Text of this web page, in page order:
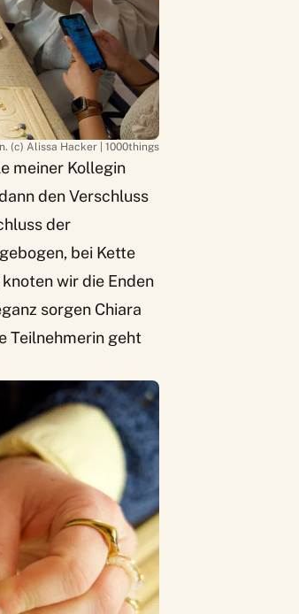
(c) Alissa Hacker | 1000things
meiner Kollegin
den Verschluss
der
bei Kette
wir die Enden
sorgen Chiara
Teilnehmerin geht